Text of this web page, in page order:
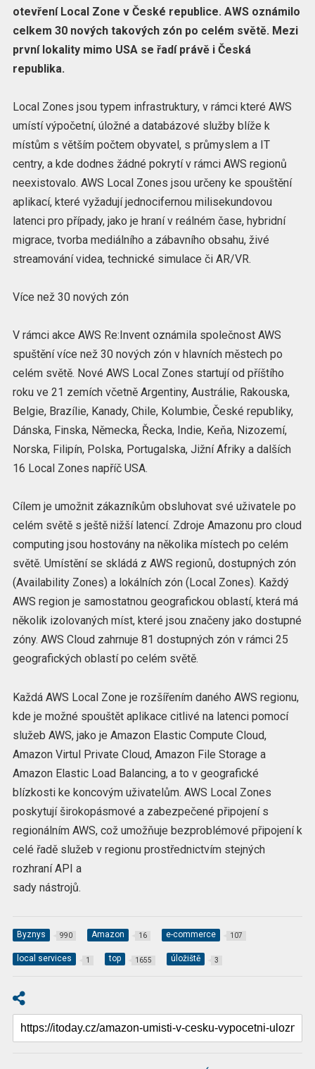
otevření Local Zone v České republice. AWS oznámilo
celkem 30 nových takových zón po celém světě. Mezi
první lokality mimo USA se řadí právě i Česká
republika.
Local Zones jsou typem infrastruktury, v rámci které AWS
umístí výpočetní, úložné a databázové služby blíže k
místům s větším počtem obyvatel, s průmyslem a IT
centry, a kde dodnes žádné pokrytí v rámci AWS regionů
neexistovalo. AWS Local Zones jsou určeny ke spouštění
aplikací, které vyžadují jednocifernou milisekundovou
latenci pro případy, jako je hraní v reálném čase, hybridní
migrace, tvorba mediálního a zábavního obsahu, živé
streamování videa, technické simulace či AR/VR.
Více než 30 nových zón
V rámci akce AWS Re:Invent oznámila společnost AWS
spuštění více než 30 nových zón v hlavních městech po
celém světě. Nové AWS Local Zones startují od příštího
roku ve 21 zemích včetně Argentiny, Austrálie, Rakouska,
Belgie, Brazílie, Kanady, Chile, Kolumbie, České republiky,
Dánska, Finska, Německa, Řecka, Indie, Keňa, Nizozemí,
Norska, Filipín, Polska, Portugalska, Jižní Afriky a dalších
16 Local Zones napříč USA.
Cílem je umožnit zákazníkům obsluhovat své uživatele po
celém světě s ještě nižší latencí. Zdroje Amazonu pro cloud
computing jsou hostovány na několika místech po celém
světě. Umístění se skládá z AWS regionů, dostupných zón
(Availability Zones) a lokálních zón (Local Zones). Každý
AWS region je samostatnou geografickou oblastí, která má
několik izolovaných míst, které jsou značeny jako dostupné
zóny. AWS Cloud zahrnuje 81 dostupných zón v rámci 25
geografických oblastí po celém světě.
Každá AWS Local Zone je rozšířením daného AWS regionu,
kde je možné spouštět aplikace citlivé na latenci pomocí
služeb AWS, jako je Amazon Elastic Compute Cloud,
Amazon Virtul Private Cloud, Amazon File Storage a
Amazon Elastic Load Balancing, a to v geografické
blízkosti ke koncovým uživatelům. AWS Local Zones
poskytují širokopásmové a zabezpečené připojení s
regionálním AWS, což umožňuje bezproblémové připojení k
celé řadě služeb v regionu prostřednictvím stejných
rozhraní API a
sady nástrojů.
Byznys 990 Amazon 16 e-commerce 107
local services 1 top 1655 úložiště 3